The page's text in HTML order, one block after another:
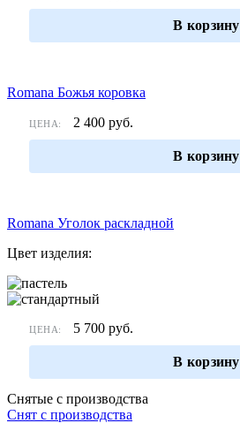
В корзину
Romana Божья коровка
ЦЕНА: 2 400 руб.
В корзину
Romana Уголок раскладной
Цвет изделия:
ЦЕНА: 5 700 руб.
В корзину
Снятые с производства
Снят с производства